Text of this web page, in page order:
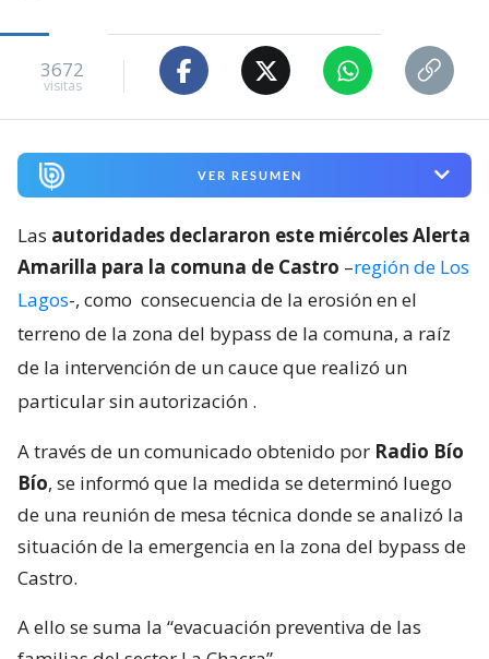
3672
visitas
VER RESUMEN
Las autoridades declararon este miércoles Alerta
Amarilla para la comuna de Castro –región de Los
Lagos-, como consecuencia de la erosión en el
terreno de la zona del bypass de la comuna, a raíz
de la intervención de un cauce que realizó un
particular sin autorización .
A través de un comunicado obtenido por Radio Bío
Bío, se informó que la medida se determinó luego
de una reunión de mesa técnica donde se analizó la
situación de la emergencia en la zona del bypass de
Castro.
A ello se suma la “evacuación preventiva de las